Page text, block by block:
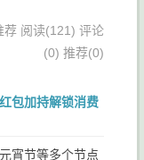
荐 阅读(121) 评论
(0) 推荐(0)
包加持解锁消费
宵节等多个节点